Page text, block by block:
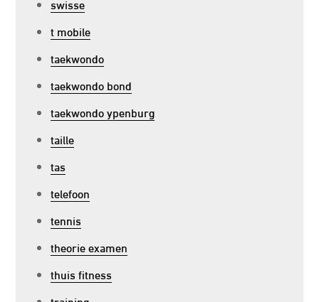
swisse
t mobile
taekwondo
taekwondo bond
taekwondo ypenburg
taille
tas
telefoon
tennis
theorie examen
thuis fitness